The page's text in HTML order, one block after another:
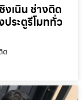
งเนิน ช่างติด
ระตูรีโมททั่ว
ด